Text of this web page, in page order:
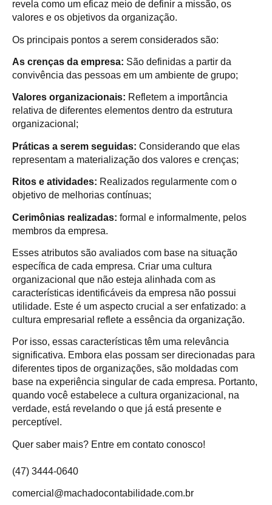
revela como um eficaz meio de definir a missão, os
valores e os objetivos da organização.
Os principais pontos a serem considerados são:
As crenças da empresa: São definidas a partir da
convivência das pessoas em um ambiente de grupo;
Valores organizacionais: Refletem a importância
relativa de diferentes elementos dentro da estrutura
organizacional;
Práticas a serem seguidas: Considerando que elas
representam a materialização dos valores e crenças;
Ritos e atividades: Realizados regularmente com o
objetivo de melhorias contínuas;
Cerimônias realizadas: formal e informalmente, pelos
membros da empresa.
Esses atributos são avaliados com base na situação
específica de cada empresa. Criar uma cultura
organizacional que não esteja alinhada com as
características identificáveis da empresa não possui
utilidade. Este é um aspecto crucial a ser enfatizado: a
cultura empresarial reflete a essência da organização.
Por isso, essas características têm uma relevância
significativa. Embora elas possam ser direcionadas para
diferentes tipos de organizações, são moldadas com
base na experiência singular de cada empresa. Portanto,
quando você estabelece a cultura organizacional, na
verdade, está revelando o que já está presente e
perceptível.
Quer saber mais? Entre em contato conosco!
(47) 3444-0640
comercial@machadocontabilidade.com.br